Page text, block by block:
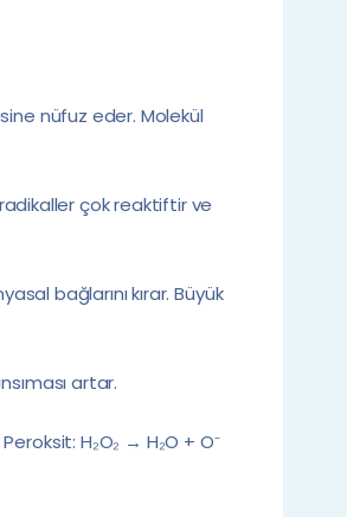
nüfuz eder. Molekül
çok reaktiftir ve
bağlarını kırar. Büyük
artar.
H₂O₂ → H₂O + O⁻